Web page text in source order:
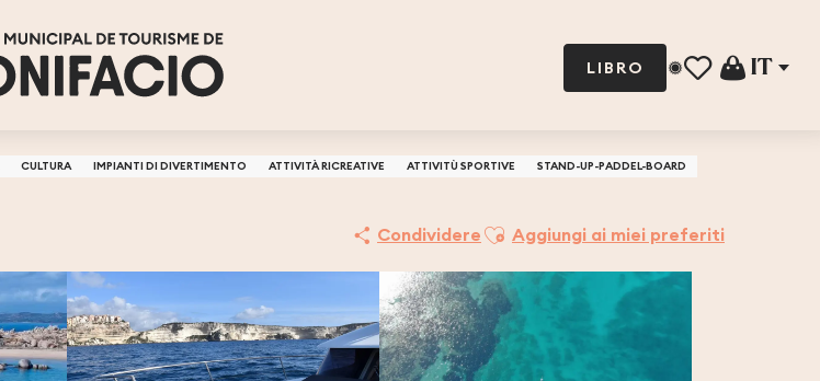
LIBRO IT
CULTURA IMPIANTI DI DIVERTIMENTO ATTIVITÀ RICREATIVE ATTIVITÙ SPORTIVE
STAND-UP-PADDEL-BOARD
Condividere Ajouter aux favoris
Aggiungi ai miei preferiti